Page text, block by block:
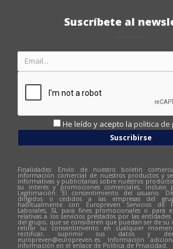
Suscríbete al
He leído y acepto la politica de
Suscribirse
Finalidades: Envío de nuestro boletín
información comercial de nuestros productos y
informativas y publicitarias sobre nuestros
su interés y promociones comerciales, incluso
Legitimación: El consentimiento del usuario.
dirigidos o cedidos a las empresas del
habitualmente con Europreven Servicios de
Laborales, SL para fines promocionales o para
relativas a los servicios prestados por las
del grupo, que se consideren que puedan ser de su
retirar su consentimiento en cualquier
rectificar, suprimir sus datos y
europreven@europreven.es. Información
información en el enlace de Política de Privacidad.